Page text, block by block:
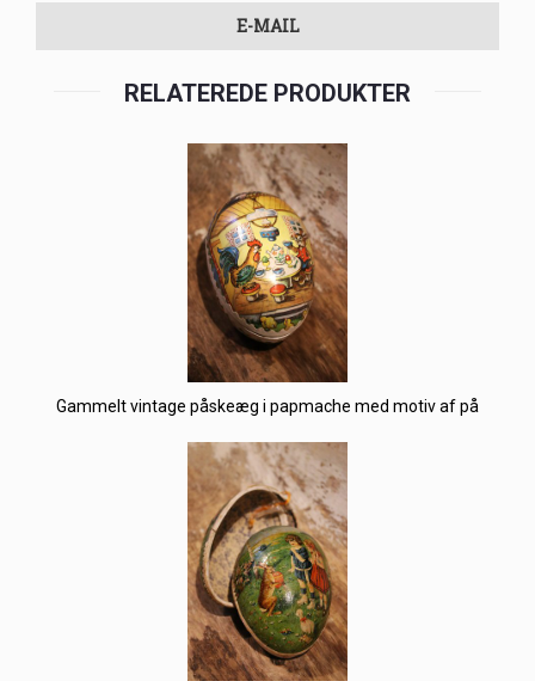
E-MAIL
RELATEREDE PRODUKTER
Gammelt vintage påskeæg i papmache med motiv af på